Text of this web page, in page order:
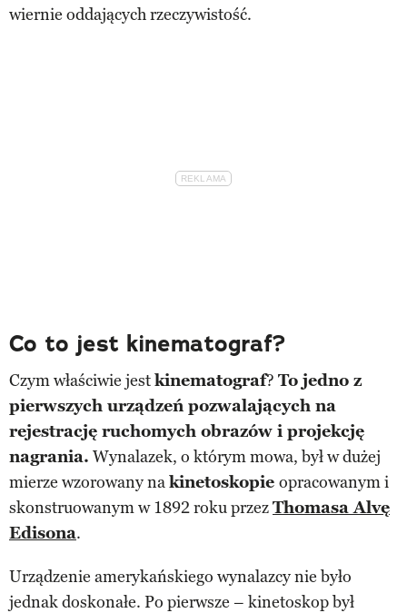
wiernie oddających rzeczywistość.
Co to jest kinematograf?
Czym właściwie jestkinematograf? To jedno z
pierwszych urządzeń pozwalających na
rejestrację ruchomych obrazów i projekcję
nagrania. Wynalazek, o którym mowa, był w dużej
mierze wzorowany nakinetoskopie opracowanym i
skonstruowanym w 1892 roku przezThomasa Alvę
Edisona.
Urządzenie amerykańskiego wynalazcy nie było
jednak doskonałe. Po pierwsze – kinetoskop był